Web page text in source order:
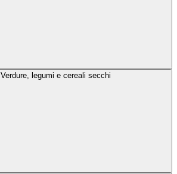
Verdure, legumi e cereali secchi